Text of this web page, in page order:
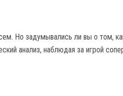
Но задумывались ли вы о том,
анализ, наблюдая за игрой